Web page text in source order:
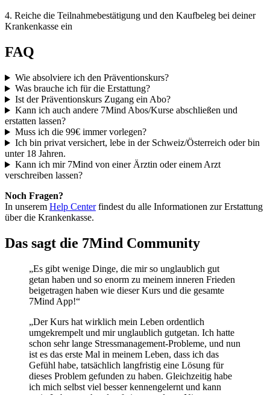
4. Reiche die Teilnahmebestätigung und den Kaufbeleg bei deiner
Krankenkasse ein
FAQ
Wie absolviere ich den Präventionskurs?
Was brauche ich für die Erstattung?
Ist der Präventionskurs Zugang ein Abo?
Kann ich auch andere 7Mind Abos/Kurse abschließen und
erstatten lassen?
Muss ich die 99€ immer vorlegen?
Ich bin privat versichert, lebe in der Schweiz/Österreich oder bin
unter 18 Jahren.
Kann ich mir 7Mind von einer Ärztin oder einem Arzt
verschreiben lassen?
Noch Fragen?
In unserem Help Centerfindest du alle Informationen zur Erstattung
über die Krankenkasse.
Das sagt die 7Mind Community
„Es gibt wenige Dinge, die mir so unglaublich gut
getan haben und so enorm zu meinem inneren Frieden
beigetragen haben wie dieser Kurs und die gesamte
7Mind App!“
„Der Kurs hat wirklich mein Leben ordentlich
umgekrempelt und mir unglaublich gutgetan. Ich hatte
schon sehr lange Stressmanagement-Probleme, und nun
ist es das erste Mal in meinem Leben, dass ich das
Gefühl habe, tatsächlich langfristig eine Lösung für
dieses Problem gefunden zu haben. Gleichzeitig habe
ich mich selbst viel besser kennengelernt und kann